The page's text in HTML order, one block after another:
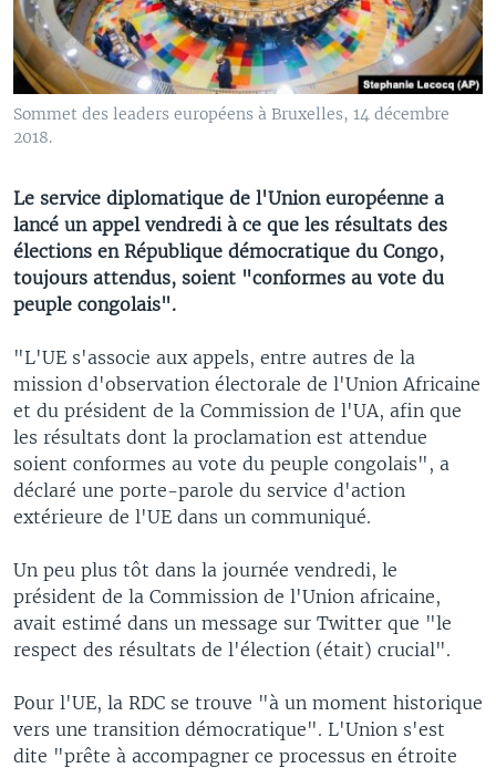
Sommet des leaders européens à Bruxelles, 14 décembre
2018.
Le service diplomatique de l'Union européenne a
lancé un appel vendredi à ce que les résultats des
élections en République démocratique du Congo,
toujours attendus, soient "conformes au vote du
peuple congolais".
"L'UE s'associe aux appels, entre autres de la
mission d'observation électorale de l'Union Africaine
et du président de la Commission de l'UA, afin que
les résultats dont la proclamation est attendue
soient conformes au vote du peuple congolais", a
déclaré une porte-parole du service d'action
extérieure de l'UE dans un communiqué.
Un peu plus tôt dans la journée vendredi, le
président de la Commission de l'Union africaine,
avait estimé dans un message sur Twitter que "le
respect des résultats de l'élection (était) crucial".
Pour l'UE, la RDC se trouve "à un moment historique
vers une transition démocratique". L'Union s'est
dite "prête à accompagner ce processus en étroite